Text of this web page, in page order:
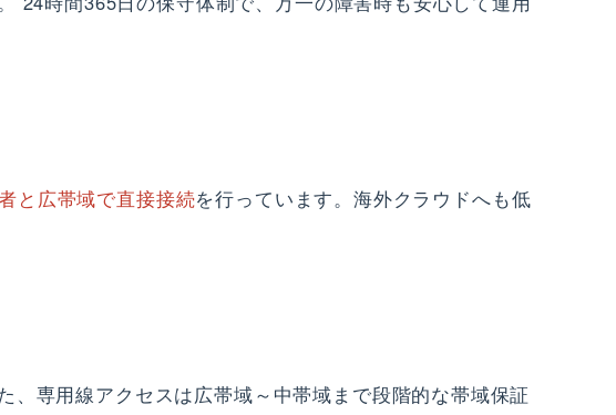
と広帯域で直接接続を行っています。海外クラウドへも低
、専用線アクセスは広帯域～中帯域まで段階的な帯域保証